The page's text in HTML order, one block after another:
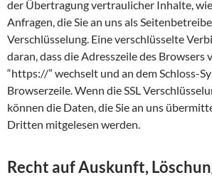
der Übertragung vertraulicher Inhalte,
Anfragen, die Sie an uns als
Verschlüsselung. Eine verschlüsselte
daran, dass die Adresszeile des Browsers
“https://” wechselt und an dem Schloss-
Browserzeile. Wenn die SSL
können die Daten, die Sie an uns
Dritten mitgelesen werden.
Recht auf Auskunft,